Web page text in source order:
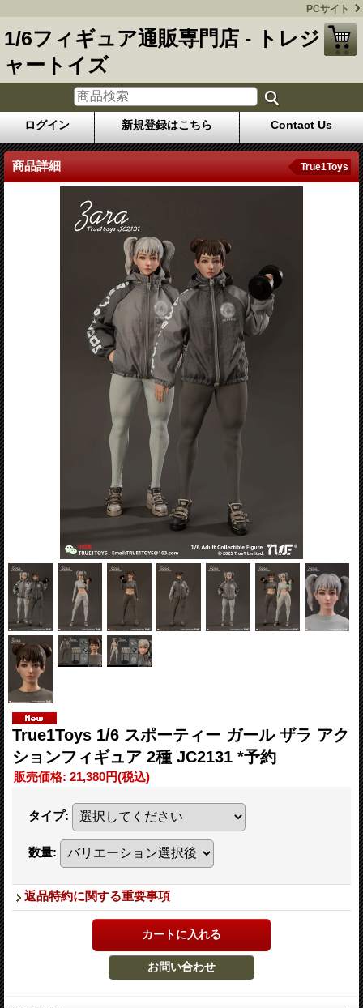
PCサイト
1/6フィギュア通販専門店 - トレジ
ャートイズ
ログイン 新規登録はこちら Contact Us
商品詳細 True1Toys
True1Toys 1/6 スポーティー ガール ザラ アク
ションフィギュア 2種 JC2131 *予約
販売価格: 21,380円(税込)
タイプ:
数量:
返品特約に関する重要事項